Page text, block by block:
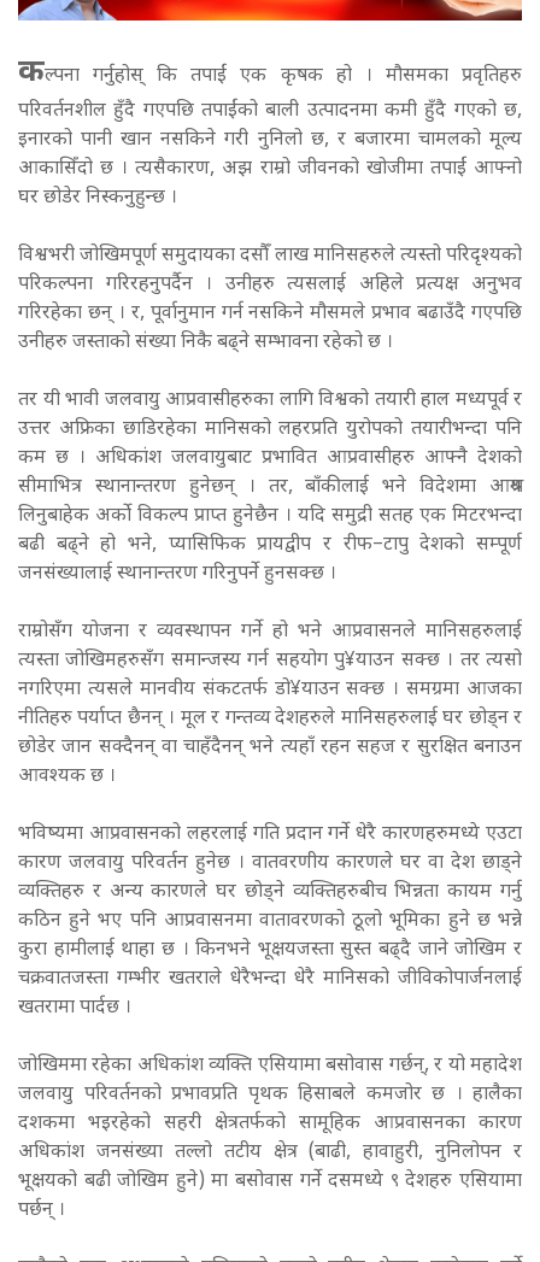
कल्पना गर्नुहोस् कि तपाईं एक कृषक हो । मौसमका प्रवृतिहरु
परिवर्तनशील हुँदै गएपछि तपाईंको बाली उत्पादनमा कमी हुँदै गएको छ,
इनारको पानी खान नसकिने गरी नुनिलो छ, र बजारमा चामलको मूल्य
आकासिँदो छ । त्यसैकारण, अझ राम्रो जीवनको खोजीमा तपाईं आफ्नो
घर छोडेर निस्कनुहुन्छ ।
विश्वभरी जोखिमपूर्ण समुदायका दसौँ लाख मानिसहरुले त्यस्तो परिदृश्यको
परिकल्पना गरिरहनुपर्दैन । उनीहरु त्यसलाई अहिले प्रत्यक्ष अनुभव
गरिरहेका छन् । र, पूर्वानुमान गर्न नसकिने मौसमले प्रभाव बढाउँदै गएपछि
उनीहरु जस्ताको संख्या निकै बढ्ने सम्भावना रहेको छ ।
तर यी भावी जलवायु आप्रवासीहरुका लागि विश्वको तयारी हाल मध्यपूर्व र
उत्तर अफ्रिका छाडिरहेका मानिसको लहरप्रति युरोपको तयारीभन्दा पनि
कम छ । अधिकांश जलवायुबाट प्रभावित आप्रवासीहरु आफ्नै देशको
सीमाभित्र स्थानान्तरण हुनेछन् । तर, बाँकीलाई भने विदेशमा आश्रय
लिनुबाहेक अर्को विकल्प प्राप्त हुनेछैन । यदि समुद्री सतह एक मिटरभन्दा
बढी बढ्ने हो भने, प्यासिफिक प्रायद्वीप र रीफ–टापु देशको सम्पूर्ण
जनसंख्यालाई स्थानान्तरण गरिनुपर्ने हुनसक्छ ।
राम्रोसँग योजना र व्यवस्थापन गर्ने हो भने आप्रवासनले मानिसहरुलाई
त्यस्ता जोखिमहरुसँग समान्जस्य गर्न सहयोग पु¥याउन सक्छ । तर त्यसो
नगरिएमा त्यसले मानवीय संकटतर्फ डो¥याउन सक्छ । समग्रमा आजका
नीतिहरु पर्याप्त छैनन् । मूल र गन्तव्य देशहरुले मानिसहरुलाई घर छोड्न र
छोडेर जान सक्दैनन् वा चाहँदैनन् भने त्यहाँ रहन सहज र सुरक्षित बनाउन
आवश्यक छ ।
भविष्यमा आप्रवासनको लहरलाई गति प्रदान गर्ने धेरै कारणहरुमध्ये एउटा
कारण जलवायु परिवर्तन हुनेछ । वातवरणीय कारणले घर वा देश छाड्ने
व्यक्तिहरु र अन्य कारणले घर छोड्ने व्यक्तिहरुबीच भिन्नता कायम गर्नु
कठिन हुने भए पनि आप्रवासनमा वातावरणको ठूलो भूमिका हुने छ भन्ने
कुरा हामीलाई थाहा छ । किनभने भूक्षयजस्ता सुस्त बढ्दै जाने जोखिम र
चक्रवातजस्ता गम्भीर खतराले धेरैभन्दा धेरै मानिसको जीविकोपार्जनलाई
खतरामा पार्दछ ।
जोखिममा रहेका अधिकांश व्यक्ति एसियामा बसोवास गर्छन्, र यो महादेश
जलवायु परिवर्तनको प्रभावप्रति पृथक हिसाबले कमजोर छ । हालैका
दशकमा भइरहेको सहरी क्षेत्रतर्फको सामूहिक आप्रवासनका कारण
अधिकांश जनसंख्या तल्लो तटीय क्षेत्र (बाढी, हावाहुरी, नुनिलोपन र
भूक्षयको बढी जोखिम हुने) मा बसोवास गर्ने दसमध्ये ९ देशहरु एसियामा
पर्छन् ।